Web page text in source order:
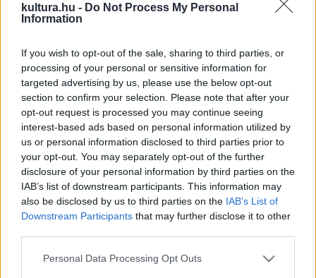
kultura.hu - Do Not Process My Personal
Information
If you wish to opt-out of the sale, sharing to third parties, or
processing of your personal or sensitive information for
targeted advertising by us, please use the below opt-out
section to confirm your selection. Please note that after your
opt-out request is processed you may continue seeing
interest-based ads based on personal information utilized by
us or personal information disclosed to third parties prior to
your opt-out. You may separately opt-out of the further
disclosure of your personal information by third parties on the
IAB’s list of downstream participants. This information may
also be disclosed by us to third parties on the IAB’s List of
Downstream Participants that may further disclose it to other
Please note that this website/app uses one or more Google
Personal Data Processing Opt Outs
A határon átívelő kulturális és társadalmi mozgalmat a
Magyar Olvasástársaság hívta életre 2005-ben. Azóta a
határon innen és túlról több száz intézmény és szervezet
csatlakozott saját szervezésű programokkal.
A kaposvári konferencia nyitónapján kerekasztal-
beszélgetéssel és mesemondásokkal tarkítva előadásokat
hallhatnak a résztvevők a cigány varázsmesékről, a
népmesék közösségekben és oktatásban betöltött
szerepétől, este pedig filmmel, koncerttel és